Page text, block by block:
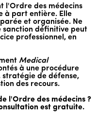
l'Ordre des médecins
à part entière. Elle
et organisée. Ne
sanction définitive peut
professionnel, en
Medical
à une procédure
stratégie de défense,
des recours.
l'Ordre des médecins ?
est gratuite.